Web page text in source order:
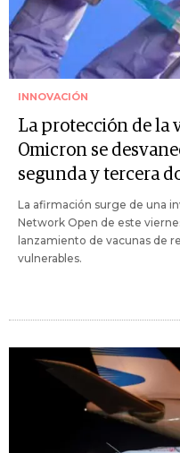
INNOVACIÓN
La protección de la
Omicron se
segunda y tercera
La afirmación surge de una
Network Open de este
lanzamiento de vacunas de
vulnerables.